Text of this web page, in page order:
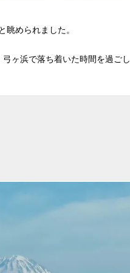
眺められました。
ヶ浜で落ち着いた時間を過ごし